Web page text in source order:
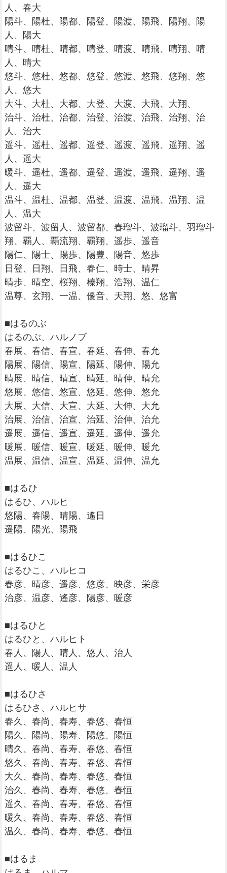
人、春大
陽斗、陽杜、陽都、陽登、陽渡、陽飛、陽翔、陽
人、陽大
晴斗、晴杜、晴都、晴登、晴渡、晴飛、晴翔、晴
人、晴大
悠斗、悠杜、悠都、悠登、悠渡、悠飛、悠翔、悠
人、悠大
大斗、大杜、大都、大登、大渡、大飛、大翔、
治斗、治杜、治都、治登、治渡、治飛、治翔、治
人、治大
遥斗、遥杜、遥都、遥登、遥渡、遥飛、遥翔、遥
人、遥大
暖斗、遥杜、遥都、遥登、遥渡、遥飛、遥翔、遥
人、遥大
温斗、温杜、温都、温登、温渡、温飛、温翔、温
人、温大
波留斗、波留人、波留都、春瑠斗、波瑠斗、羽瑠斗
翔、覇人、覇流翔、覇翔、遥歩、遥音
陽仁、陽士、陽歩、陽豊、陽音、悠歩
日登、日翔、日飛、春仁、時士、晴昇
晴歩、晴空、桜翔、榛翔、浩翔、温仁
温尊、玄翔、一温、優音、天翔、悠、悠富
■はるのぶ
はるのぶ、ハルノブ
春展、春信、春宣、春延、春伸、春允
陽展、陽信、陽宣、陽延、陽伸、陽允
晴展、晴信、晴宣、晴延、晴伸、晴允
悠展、悠信、悠宣、悠延、悠伸、悠允
大展、大信、大宣、大延、大伸、大允
治展、治信、治宣、治延、治伸、治允
遥展、遥信、遥宣、遥延、遥伸、遥允
暖展、暖信、暖宣、暖延、暖伸、暖允
温展、温信、温宣、温延、温伸、温允
■はるひ
はるひ、ハルヒ
悠陽、春陽、晴陽、遙日
遥陽、陽光、陽飛
■はるひこ
はるひこ、ハルヒコ
春彦、晴彦、遥彦、悠彦、映彦、栄彦
治彦、温彦、遙彦、陽彦、暖彦
■はるひと
はるひと、ハルヒト
春人、陽人、晴人、悠人、治人
遥人、暖人、温人
■はるひさ
はるひさ、ハルヒサ
春久、春尚、春寿、春悠、春恒
陽久、陽尚、陽寿、陽悠、陽恒
晴久、春尚、春寿、春悠、春恒
悠久、春尚、春寿、春悠、春恒
大久、春尚、春寿、春悠、春恒
治久、春尚、春寿、春悠、春恒
遥久、春尚、春寿、春悠、春恒
暖久、春尚、春寿、春悠、春恒
温久、春尚、春寿、春悠、春恒
■はるま